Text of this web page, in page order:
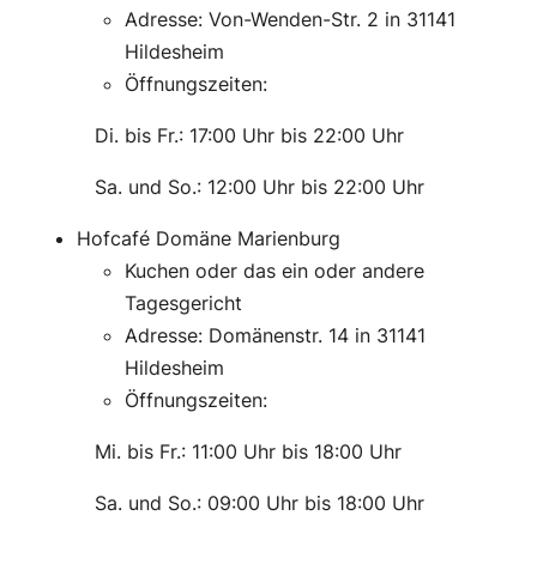
Adresse: Von-Wenden-Str. 2 in 31141
Hildesheim
Öffnungszeiten:
Di. bis Fr.: 17:00 Uhr bis 22:00 Uhr
Sa. und So.: 12:00 Uhr bis 22:00 Uhr
Hofcafé Domäne Marienburg
Kuchen oder das ein oder andere
Tagesgericht
Adresse: Domänenstr. 14 in 31141
Hildesheim
Öffnungszeiten:
Mi. bis Fr.: 11:00 Uhr bis 18:00 Uhr
Sa. und So.: 09:00 Uhr bis 18:00 Uhr